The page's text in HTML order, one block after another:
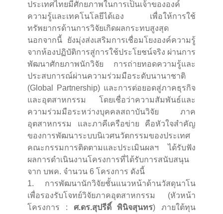
ประเทศไทยมีศักยภาพในการเป็นเจ้าขององค์
ความรู้และเทคโนโลยีได้เอง เพื่อให้การใช้
ทรัพยากรด้านการวิจัยเกิดผลกระทบสูงสุด
นอกจากนี้ ยังมุ่งส่งเสริมการเชื่อมโยงองค์ความรู้
จากห้องปฏิบัติการสู่การใช้ประโยชน์จริง ผ่านการ
พัฒนาศักยภาพนักวิจัย การถ่ายทอดความรู้และ
ประสบการณ์ผ่านความร่วมมือระดับนานาชาติ
(Global Partnership) และการต่อยอดสู่ภาคธุรกิจ
และอุตสาหกรรม โดยเชื่อว่าความสัมพันธ์และ
ความร่วมมือระหว่างบุคคลสถาบันวิจัย ภาค
อุตสาหกรรม และภาคีเครือข่าย คือหัวใจสำคัญ
ของการพัฒนาระบบนิเวศนวัตกรรมของประเทศ
คณะกรรมการติดตามและประเมินผลฯ ได้รับฟัง
ผลการดำเนินงานโครงการที่ได้รับการสนับสนุน
จาก บพค. จำนวน 6 โครงการ ดังนี้
1. การพัฒนานักวิจัยชั้นแนวหน้าด้านวัสดุนาโน
เพื่อรองรับโจทย์วิจัยภาคอุตสาหกรรม (หัวหน้า
โครงการ : ศ.ดร.สุปรีดิ์ พินิจสุนทร) ภายใต้ทุน